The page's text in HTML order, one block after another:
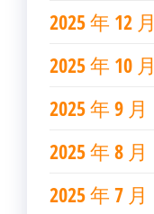
2025 年 12 月
2025 年 10 月
2025 年 9 月
2025 年 8 月
2025 年 7 月